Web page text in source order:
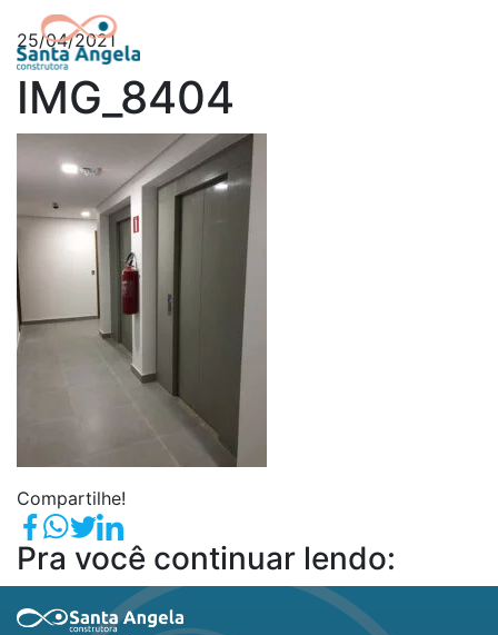
25/04/2021
IMG_8404
Compartilhe!
Pra você continuar lendo: